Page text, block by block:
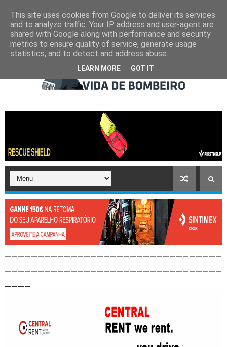
This site uses cookies from Google to deliver its services
and to analyze traffic. Your IP address and user-agent are
shared with Google along with performance and security
metrics to ensure quality of service, generate usage
statistics, and to detect and address abuse.
LEARN MORE GOT IT